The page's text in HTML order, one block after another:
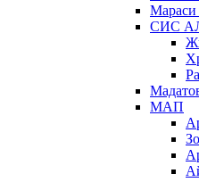
СИС
МАП